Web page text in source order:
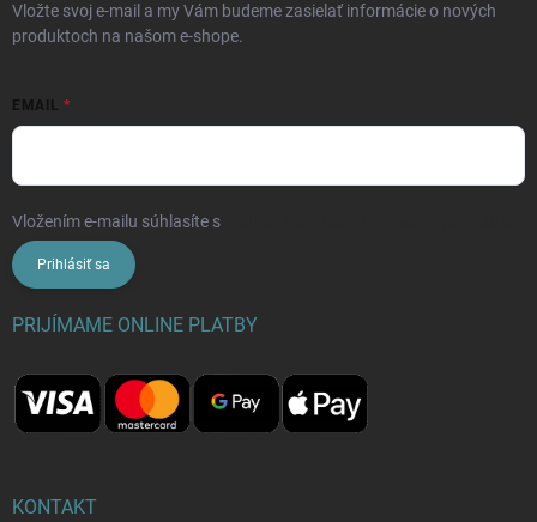
Vložte svoj e-mail a my Vám budeme zasielať informácie o nových
produktoch na našom e-shope.
EMAIL
Vložením e-mailu súhlasíte s
Prihlásiť sa
PRIJÍMAME ONLINE PLATBY
KONTAKT